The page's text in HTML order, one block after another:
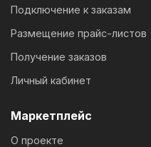
Подключение к заказам
Размещение прайс-листов
Получение заказов
Личный кабинет
Маркетплейс
О проекте